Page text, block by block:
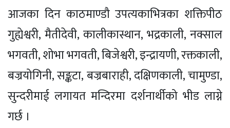
आजका दिन काठमाण्डौ उपत्यकाभित्रका शक्तिपीठ
गुह्येश्वरी, मैतीदेवी, कालीकास्थान, भद्रकाली, नक्साल
भगवती, शोभा भगवती, बिजेश्वरी, इन्द्रायणी, रक्तकाली,
बज्रयोगिनी, सङ्कटा, बज्रबाराही, दक्षिणकाली, चामुण्डा,
सुन्दरीमाई लगायत मन्दिरमा दर्शनार्थीको भीड लाग्ने
गर्छ ।